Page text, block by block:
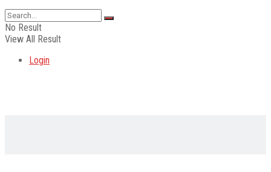
No Result
View All Result
Login